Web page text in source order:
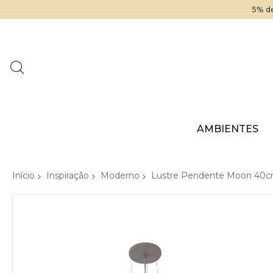
5%
AMBIENTES
Início Inspiração Moderno Lustre Pendente Moon